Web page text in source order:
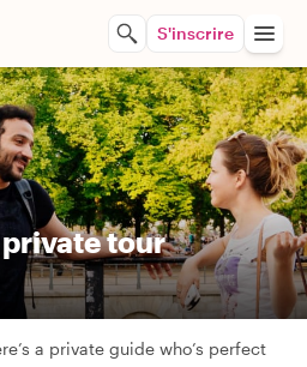
S'inscrire
tour
a private guide who’s perfect